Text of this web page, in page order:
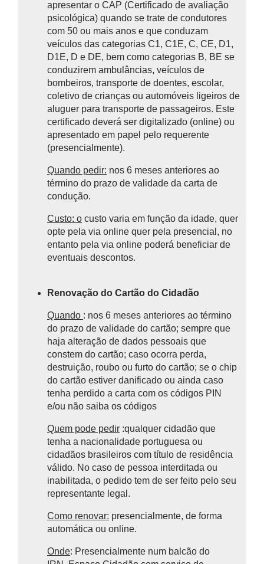
apresentar o CAP (Certificado de avaliação
psicológica) quando se trate de condutores
com 50 ou mais anos e que conduzam
veículos das categorias C1, C1E, C, CE, D1,
D1E, D e DE, bem como categorias B, BE se
conduzirem ambulâncias, veículos de
bombeiros, transporte de doentes, escolar,
coletivo de crianças ou automóveis ligeiros de
aluguer para transporte de passageiros. Este
certificado deverá ser digitalizado (online) ou
apresentado em papel pelo requerente
(presencialmente).
Quando pedir: nos 6 meses anteriores ao
término do prazo de validade da carta de
condução.
Custo: o custo varia em função da idade, quer
opte pela via online quer pela presencial, no
entanto pela via online poderá beneficiar de
eventuais descontos.
Renovação do Cartão do Cidadão
Quando : nos 6 meses anteriores ao término
do prazo de validade do cartão; sempre que
haja alteração de dados pessoais que
constem do cartão; caso ocorra perda,
destruição, roubo ou furto do cartão; se o chip
do cartão estiver danificado ou ainda caso
tenha perdido a carta com os códigos PIN
e/ou não saiba os códigos
Quem pode pedir :qualquer cidadão que
tenha a nacionalidade portuguesa ou
cidadãos brasileiros com título de residência
válido. No caso de pessoa interditada ou
inabilitada, o pedido tem de ser feito pelo seu
representante legal.
Como renovar: presencialmente, de forma
automática ou online.
Onde: Presencialmente num balcão do